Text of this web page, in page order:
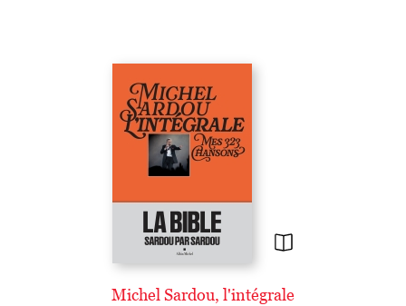
Michel Sardou, l'intégrale